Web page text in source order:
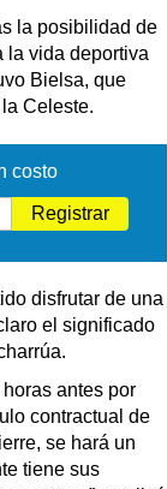
la posibilidad de
la vida deportiva
Bielsa, que
Celeste.
costo
Registrar
disfrutar de una
el significado
antes por
contractual de
se hará un
tiene sus